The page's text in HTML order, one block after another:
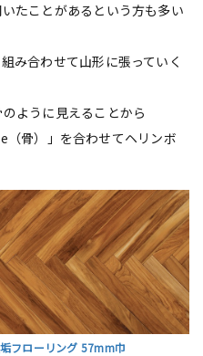
たことがあるという方も多い
み合わせて山形に張っていく
ように見えることから
骨）」を合わせてヘリンボ
フローリング 57mm巾